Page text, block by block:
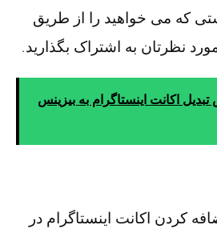
که می خواهید را از طریق
نظرتان به اشتراک بگذارید.
اکانت اینستاگرام به بیزینس
کردن اکانت اینستاگرام در